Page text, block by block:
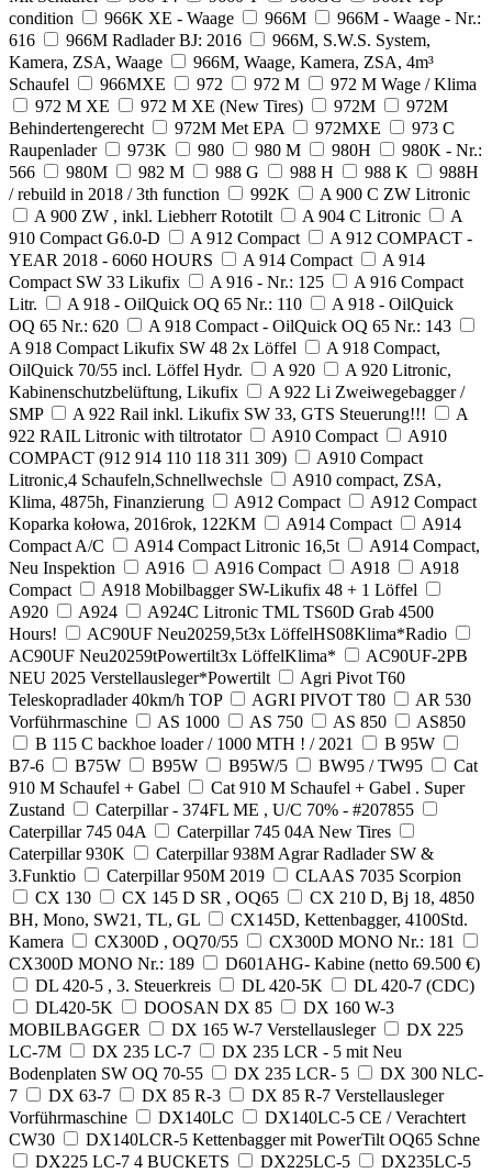
condition
966K XE - Waage 966M
966M - Waage - Nr.:
616
966M Radlader BJ: 2016
966M, S.W.S. System,
Kamera, ZSA, Waage
966M, Waage, Kamera, ZSA, 4m³
Schaufel
966MXE 972 972 M
972 M Wage / Klima
972 M XE
972 M XE (New Tires) 972M
972M
Behindertengerecht
972M Met EPA 972MXE
973 C
Raupenlader
973K 980 980 M 980H
980K - Nr.:
566
980M 982 M 988 G 988 H 988 K
988H
/ rebuild in 2018 / 3th function
992K
A 900 C ZW Litronic
A 900 ZW , inkl. Liebherr Rototilt
A 904 C Litronic
A
910 Compact G6.0-D
A 912 Compact
A 912 COMPACT -
YEAR 2018 - 6060 HOURS
A 914 Compact
A 914
Compact SW 33 Likufix
A 916 - Nr.: 125
A 916 Compact
Litr.
A 918 - OilQuick OQ 65 Nr.: 110
A 918 - OilQuick
OQ 65 Nr.: 620
A 918 Compact - OilQuick OQ 65 Nr.: 143
A 918 Compact Likufix SW 48 2x Löffel
A 918 Compact,
OilQuick 70/55 incl. Löffel Hydr.
A 920
A 920 Litronic,
Kabinenschutzbelüftung, Likufix
A 922 Li Zweiwegebagger /
SMP
A 922 Rail inkl. Likufix SW 33, GTS Steuerung!!!
A
922 RAIL Litronic with tiltrotator
A910 Compact
A910
COMPACT (912 914 110 118 311 309)
A910 Compact
Litronic,4 Schaufeln,Schnellwechsle
A910 compact, ZSA,
Klima, 4875h, Finanzierung
A912 Compact
A912 Compact
Koparka kołowa, 2016rok, 122KM
A914 Compact
A914
Compact A/C
A914 Compact Litronic 16,5t
A914 Compact,
Neu Inspektion
A916 A916 Compact A918
A918
Compact
A918 Mobilbagger SW-Likufix 48 + 1 Löffel
A920
A924
A924C Litronic TML TS60D Grab 4500
Hours!
AC90UF Neu20259,5t3x LöffelHS08Klima*Radio
AC90UF Neu20259tPowertilt3x LöffelKlima*
AC90UF-2PB
NEU 2025 Verstellausleger*Powertilt
Agri Pivot T60
Teleskopradlader 40km/h TOP
AGRI PIVOT T80
AR 530
Vorführmaschine
AS 1000 AS 750 AS 850
AS850
B 115 C backhoe loader / 1000 MTH ! / 2021
B 95W
B7-6
B75W B95W B95W/5 BW95 / TW95
Cat
910 M Schaufel + Gabel
Cat 910 M Schaufel + Gabel . Super
Zustand
Caterpillar - 374FL ME , U/C 70% - #207855
Caterpillar 745 04A
Caterpillar 745 04A New Tires
Caterpillar 930K
Caterpillar 938M Agrar Radlader SW &
3.Funktio
Caterpillar 950M 2019
CLAAS 7035 Scorpion
CX 130
CX 145 D SR , OQ65
CX 210 D, Bj 18, 4850
BH, Mono, SW21, TL, GL
CX145D, Kettenbagger, 4100Std.
Kamera
CX300D , OQ70/55
CX300D MONO Nr.: 181
CX300D MONO Nr.: 189
D601AHG- Kabine (netto 69.500 €)
DL 420-5 , 3. Steuerkreis
DL 420-5K
DL 420-7 (CDC)
DL420-5K
DOOSAN DX 85
DX 160 W-3
MOBILBAGGER
DX 165 W-7 Verstellausleger
DX 225
LC-7M
DX 235 LC-7
DX 235 LCR - 5 mit Neu
Bodenplaten SW OQ 70-55
DX 235 LCR- 5
DX 300 NLC-
7
DX 63-7 DX 85 R-3
DX 85 R-7 Verstellausleger
Vorführmaschine
DX140LC
DX140LC-5 CE / Verachtert
CW30
DX140LCR-5 Kettenbagger mit PowerTilt OQ65 Schne
DX225 LC-7 4 BUCKETS
DX225LC-5
DX235LC-5